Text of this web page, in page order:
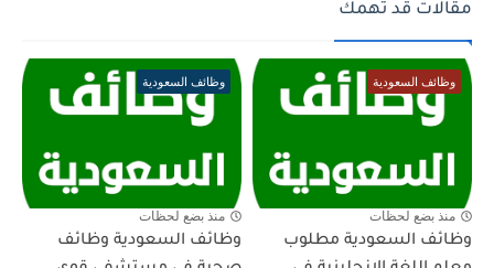
مقالات قد تهمك
وظائف السعودية
منذ بضع لحظات
وظائف السعودية مطلوب
وظائف السعودية
منذ بضع لحظات
وظائف السعودية وظائف